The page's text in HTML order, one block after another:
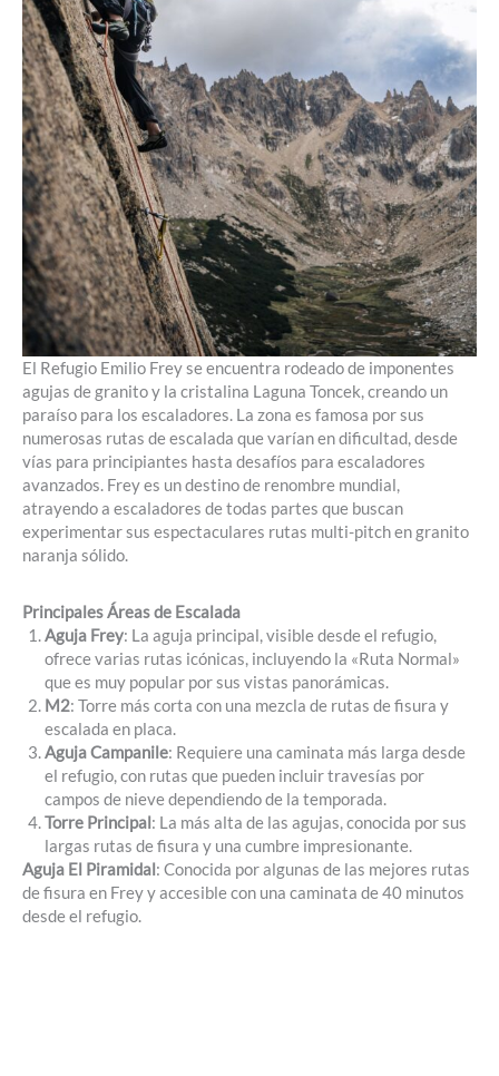
El Refugio Emilio Frey se encuentra rodeado de imponentes
agujas de granito y la cristalina Laguna Toncek, creando un
paraíso para los escaladores. La zona es famosa por sus
numerosas rutas de escalada que varían en dificultad, desde
vías para principiantes hasta desafíos para escaladores
avanzados. Frey es un destino de renombre mundial,
atrayendo a escaladores de todas partes que buscan
experimentar sus espectaculares rutas multi-pitch en granito
naranja sólido.
Principales Áreas de Escalada
Aguja Frey: La aguja principal, visible desde el refugio,
ofrece varias rutas icónicas, incluyendo la «Ruta Normal»
que es muy popular por sus vistas panorámicas.
M2: Torre más corta con una mezcla de rutas de fisura y
escalada en placa.
Aguja Campanile: Requiere una caminata más larga desde
el refugio, con rutas que pueden incluir travesías por
campos de nieve dependiendo de la temporada.
Torre Principal: La más alta de las agujas, conocida por sus
largas rutas de fisura y una cumbre impresionante.
Aguja El Piramidal: Conocida por algunas de las mejores rutas
de fisura en Frey y accesible con una caminata de 40 minutos
desde el refugio.